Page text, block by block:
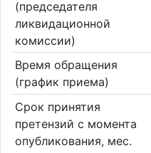
(председателя
ликвидационной
комиссии)
Время обращения
(график приема)
Срок принятия
претензий с момента
опубликования, мес.